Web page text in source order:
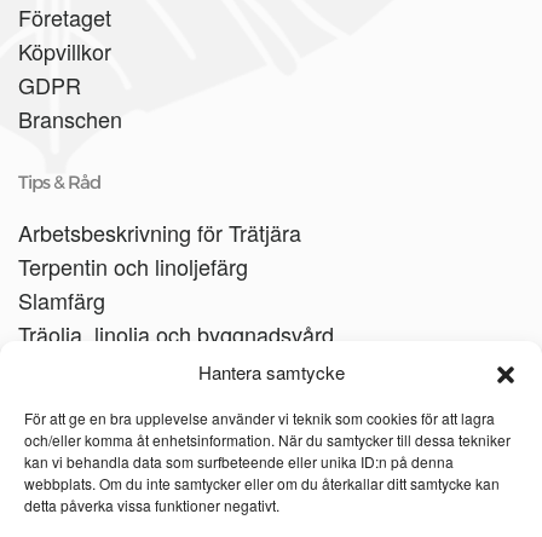
Hantera samtycke
För att ge en bra upplevelse använder vi teknik som cookies för att lagra
och/eller komma åt enhetsinformation. När du samtycker till dessa tekniker
kan vi behandla data som surfbeteende eller unika ID:n på denna
webbplats. Om du inte samtycker eller om du återkallar ditt samtycke kan
detta påverka vissa funktioner negativt.
Företaget
Köpvillkor
GDPR
Branschen
Tips & Råd
Arbetsbeskrivning för Trätjära
Terpentin och linoljefärg
Slamfärg
Träolja, linolja och byggnadsvård